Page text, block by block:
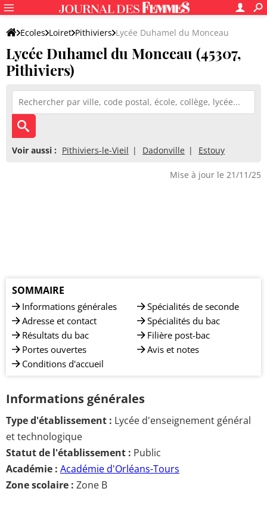
Ecoles Loiret Pithiviers Lycée Duhamel du Monceau
Lycée Duhamel du Monceau (45307,
Pithiviers)
Voir aussi : Pithiviers-le-Vieil Dadonville Estouy
Mise à jour le 21/11/25
SOMMAIRE
Informations générales
Adresse et contact
Résultats du bac
Portes ouvertes
Conditions d'accueil
Spécialités de seconde
Spécialités du bac
Filière post-bac
Avis et notes
Informations générales
Type d'établissement : Lycée d'enseignement général
et technologique
Statut de l'établissement : Public
Académie : Académie d'Orléans-Tours
Zone scolaire : Zone B